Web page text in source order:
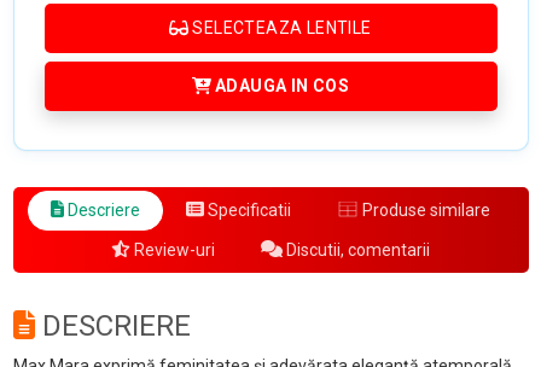
SELECTEAZA LENTILE
ADAUGA IN COS
Descriere Specificatii Produse similare
Review-uri Discutii, comentarii
DESCRIERE